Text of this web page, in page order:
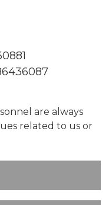
are always
related to us or